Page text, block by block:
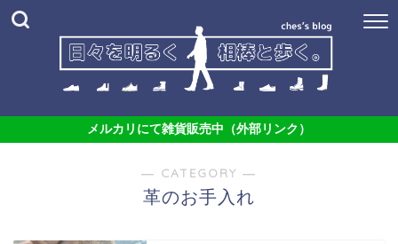
メルカリにて雑貨販売中（外部リンク）
― CATEGORY ―
革のお手入れ